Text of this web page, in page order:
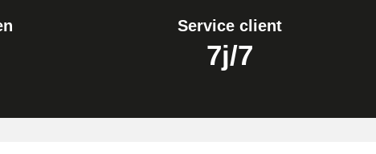
Service client
7j/7